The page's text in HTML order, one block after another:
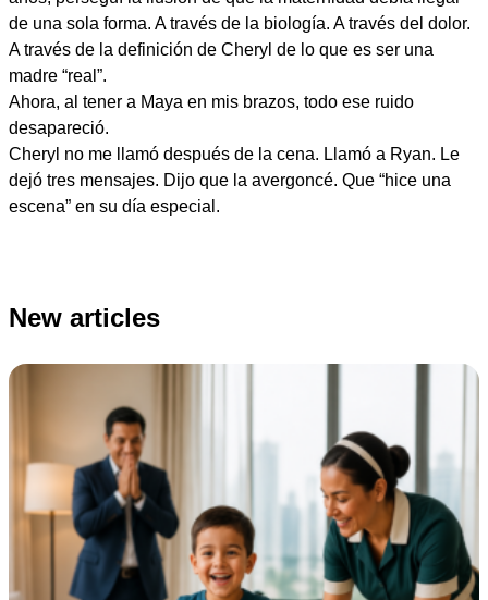
de una sola forma. A través de la biología. A través del dolor.
A través de la definición de Cheryl de lo que es ser una
madre “real”.
Ahora, al tener a Maya en mis brazos, todo ese ruido
desapareció.
Cheryl no me llamó después de la cena. Llamó a Ryan. Le
dejó tres mensajes. Dijo que la avergoncé. Que “hice una
escena” en su día especial.
New articles